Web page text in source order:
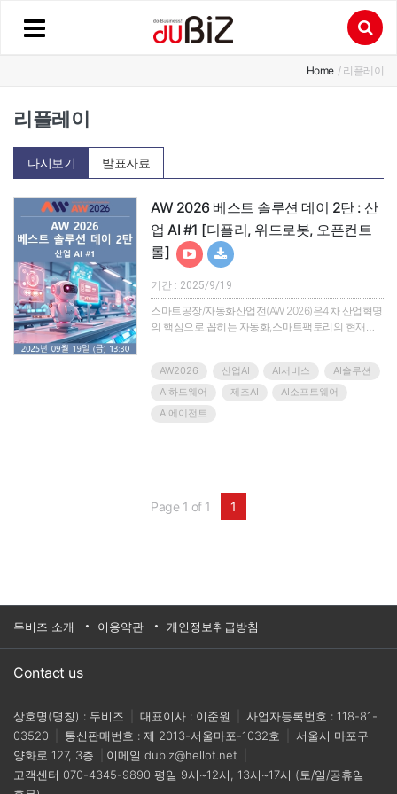
Home / 리플레이
리플레이
다시보기 발표자료
AW 2026 베스트 솔루션 데이 2탄 : 산
업 AI #1 [디플리, 위드로봇, 오픈컨트
롤]
기간 : 2025/9/19
스마트공장/자동화산업전(AW 2026)은4차 산업혁명
의 핵심으로 꼽히는 자동화,스마트팩토리의 현재를
다.지금까지 전시회를 통해 소개되는 제품과 솔루션,
기술은 우리 기업을 탄탄하게 하고 글로벌 시장의 차
별화된 경쟁력을 갖게 했으며,궁극적으로 우리 산업
을 한단계 도약시키는 밑거름이 되었습니다.AW사무
AW2026 산업AI AI서비스
AI솔루션
AI하드웨어
제조AI
AI소프트웨어
AI에이전트
Page 1 of 1 1
두비즈 소개 이용약관 개인정보취급방침
Contact us
상호명(명칭) : 두비즈 대표이사 : 이준원
사업자등록번호 : 118-81-
03520
통신판매번호 : 제 2013-서울마포-1032호
서울시 마포구
양화로 127, 3층
이메일 dubiz@hellot.net
고객센터 070-4345-9890 평일 9시~12시, 13시~17시 (토/일/공휴일